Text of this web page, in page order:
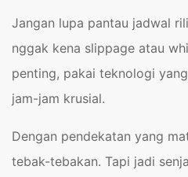
Jangan lupa pantau jadwal
nggak kena slippage atau
penting, pakai teknologi
jam-jam krusial.
Dengan pendekatan yang
tebak-tebakan. Tapi jadi